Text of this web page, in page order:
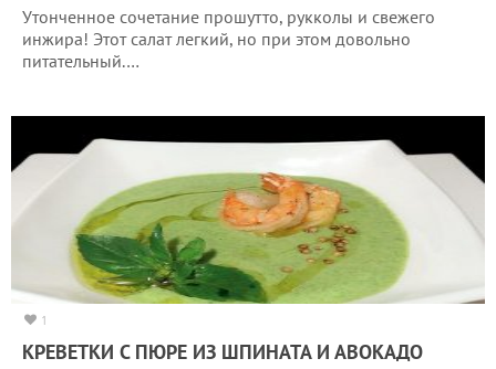
Утонченное сочетание прошутто, рукколы и свежего
инжира! Этот салат легкий, но при этом довольно
питательный.…
1
КРЕВЕТКИ С ПЮРЕ ИЗ ШПИНАТА И АВОКАДО